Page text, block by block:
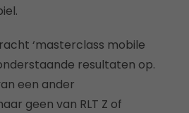
‘masterclass mobile
resultaten op.
een ander
geen van RLT Z of